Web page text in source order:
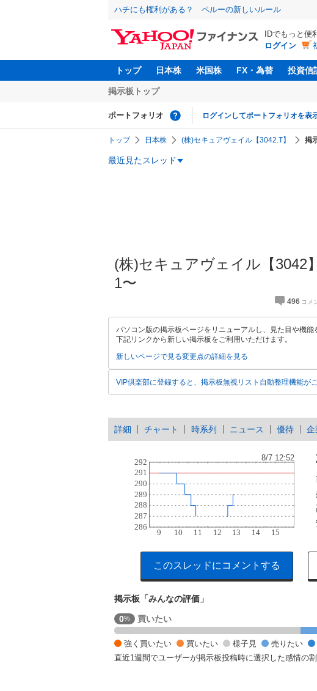
ハチにも権利がある？ ペルーの新しいルール
IDでもっと便
ログイン
トップ 日本株 米国株 FX・為替 投資信
掲示板トップ
ポートフォリオ ログインしてポートフォリオを表
トップ 日本株 (株)セキュアヴェイル【3042.T】 掲
最近見たスレッド
(株)セキュアヴェイル【3042
1〜
496
パソコン版の掲示板ページをリニューアルし、見た目や機能
下記リンクから新しい掲示板をご利用いただけます。
新しいページで見る変更点の詳細を見る
VIP倶楽部に登録すると、掲示板無視リスト自動整理機能が
詳細 チャート 時系列 ニュース 優待 企
このスレッドにコメントする
掲示板「みんなの評価」
様
子
見
5
0% 買いたい
強く買いたい 買いたい 様子見 売りたい
直近1週間でユーザーが掲示板投稿時に選択した感情の割